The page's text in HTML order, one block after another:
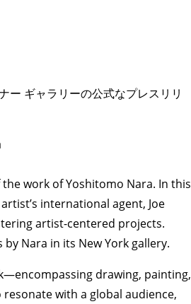
ー ギャラリーの公式なプレスリリ
work of Yoshitomo Nara. In this
international agent, Joe
artist-centered projects.
Nara in its New York gallery.
drawing, painting,
with a global audience,